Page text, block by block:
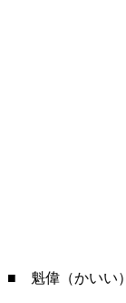
■ 魁偉（かいい）